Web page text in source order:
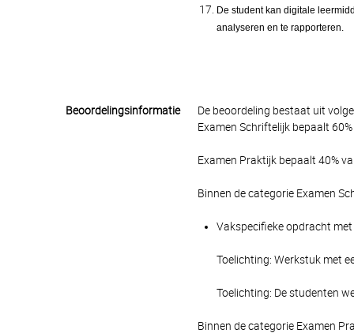
De student kan digitale
analyseren en te rapporteren.
Beoordelingsinformatie
De beoordeling bestaat uit
Examen Schriftelijk bepaalt
Examen Praktijk bepaalt 40%
Binnen de categorie Examen
Vakspecifieke opdracht
Toelichting: Werkstuk met
Toelichting: De studenten
Binnen de categorie Examen